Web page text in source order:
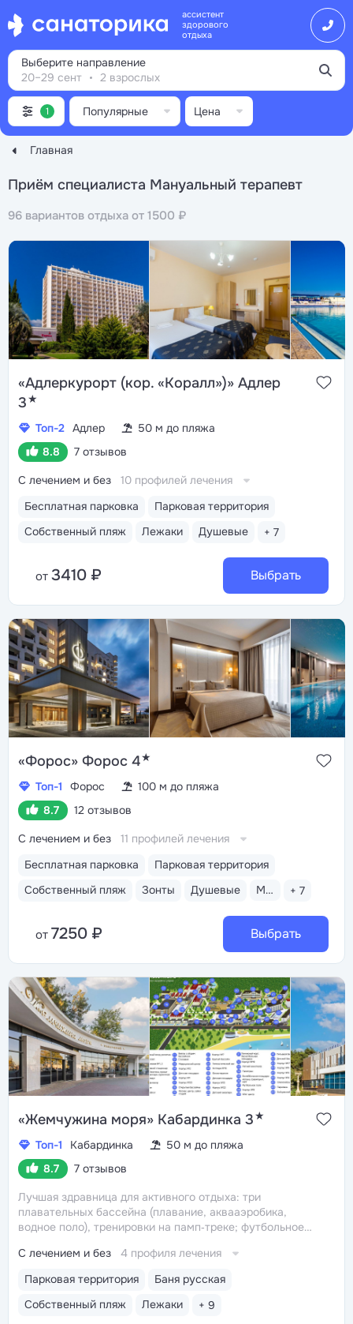
ассистент
здорового
отдыха
Главная
Выберите направление
20–29 сент
2 взрослых
Приём специалиста Мануальный терапевт
96 вариантов отдыха от 1500 ₽
1 Популярные Цена
«Адлеркурорт (кор. «Коралл»)» Адлер
3★
Топ-2 Адлер
50 м до пляжа
8.8
7 отзывов
Бесплатная парковка
Парковая территория
Собственный пляж
Лежаки Душевые + 7
С лечением и без 10 профилей лечения
от 3410 ₽ Выбрать
«Форос» Форос 4★
Топ-1 Форос
100 м до пляжа
8.7
12 отзывов
Бесплатная парковка
Парковая территория
Собственный пляж
Зонты Душевые Медицинский пост + 7
С лечением и без 11 профилей лечения
от 7250 ₽ Выбрать
«Жемчужина моря» Кабардинка 3★
Топ-1 Кабардинка
50 м до пляжа
8.7
7 отзывов
Лучшая здравница для активного отдыха: три
плавательных бассейна (плавание, аквааэробика,
водное поло), тренировки на памп‑треке; футбольное
теннисные корты, бойцовский зал, фитнес‑центр.
Работает прокат спортинвентаря, велосипедов,
роликов, скейтбордов и самокатов
Первая береговая
линия, собственный мелкогалечный пляж с лежаками,
Парковая территория
Баня русская
Собственный пляж
Лежаки + 9
С лечением и без 4 профиля лечения